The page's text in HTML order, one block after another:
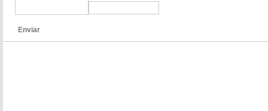
Enviar